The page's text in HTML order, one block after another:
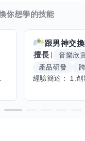
對不同體質精準調理
防醫學。
中醫輔助照護。
端的醫療是妳工作的
你想學的技能
跟男神交
擅長
音樂欣
產品研發